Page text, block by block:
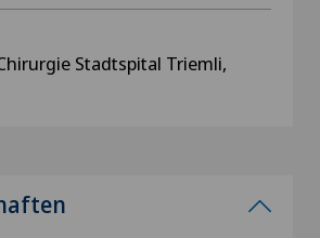
Stadtspital Triemli,